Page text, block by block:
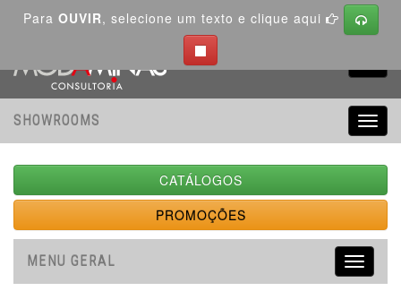
Para OUVIR, selecione um texto e clique aqui
SHOWROOMS
CATÁLOGOS
PROMOÇÕES
Toggle
MENU GERAL